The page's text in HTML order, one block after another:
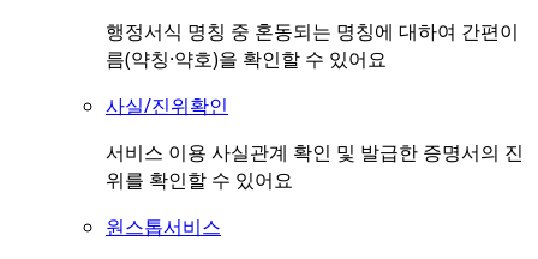
행정서식 명칭 중 혼동되는 명칭에 대하여 간편이
름(약칭·약호)을 확인할 수 있어요
사실/진위확인
서비스 이용 사실관계 확인 및 발급한 증명서의 진
위를 확인할 수 있어요
원스톱서비스